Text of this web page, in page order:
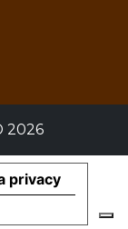
2026
privacy